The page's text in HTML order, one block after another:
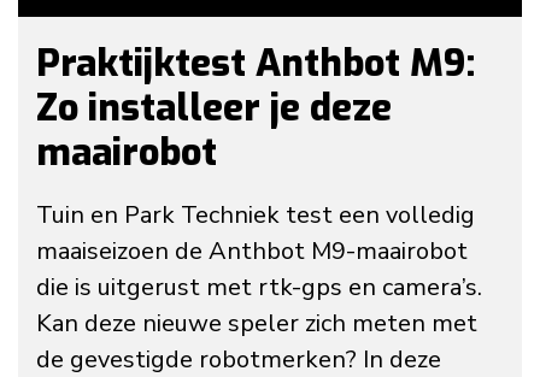
Praktijktest Anthbot M9:
Zo installeer je deze
maairobot
Tuin en Park Techniek test een volledig
maaiseizoen de Anthbot M9-maairobot
die is uitgerust met rtk-gps en camera’s.
Kan deze nieuwe speler zich meten met
de gevestigde robotmerken? In deze